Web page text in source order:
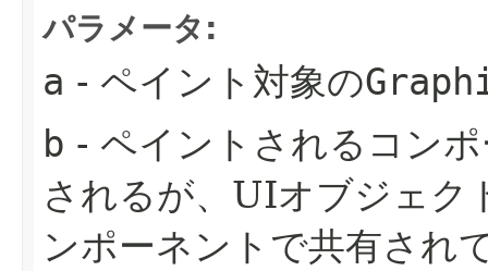
パラメータ:
a - ペイント対象の
b - ペイントされるコン
されるが、UIオブジェク
ンポーネントで共有され